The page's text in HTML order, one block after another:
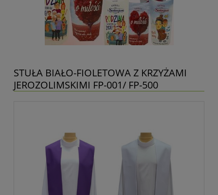
STUŁA BIAŁO-FIOLETOWA Z KRZYŻAMI
JEROZOLIMSKIMI FP-001/ FP-500